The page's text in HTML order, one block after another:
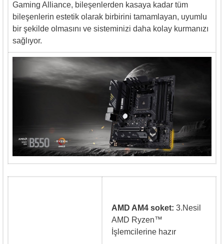
Gaming Alliance, bileşenlerden kasaya kadar tüm
bileşenlerin estetik olarak birbirini tamamlayan, uyumlu
bir şekilde olmasını ve sisteminizi daha kolay kurmanızı
sağlıyor.
AMD AM4 soket: 3.Nesil
AMD Ryzen™
İşlemcilerine hazır